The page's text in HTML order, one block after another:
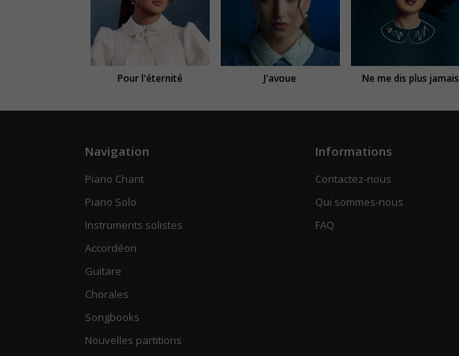
Pour l'éternité J'avoue Ne me dis plus jamais
Navigation
Piano Chant
Piano Solo
Instruments solistes
Accordéon
Guitare
Chorales
Songbooks
Nouvelles partitions
Informations
Contactez-nous
Qui sommes-nous
FAQ